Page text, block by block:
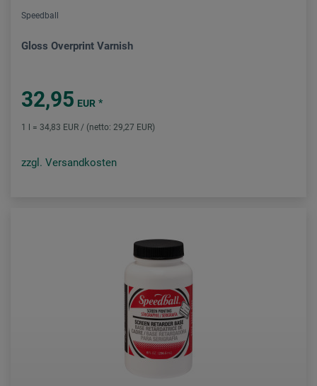
Speedball
Gloss Overprint Varnish
32,95 EUR *
1 l = 34,83 EUR / (netto: 29,27 EUR)
zzgl. Versandkosten